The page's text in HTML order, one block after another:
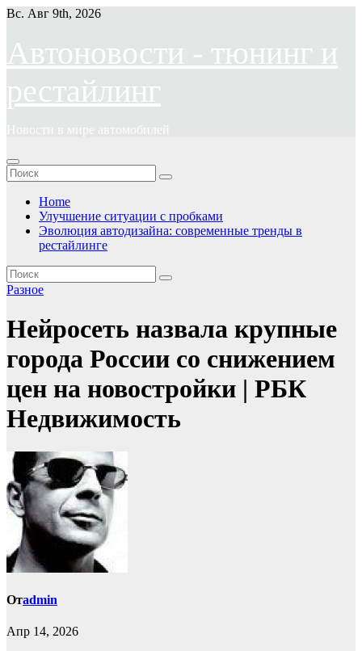
Перейти
содержимому
Вс. Авг 9th, 2026
Автоновости - тюнинг и
рестайлинг
Новости в мире автомобилей
Home
Улучшение ситуации с пробками
Эволюция автодизайна: современные тренды в
рестайлинге
Разное
Нейросеть назвала крупные
города России со снижением
цен на новостройки | РБК
Недвижимость
Отadmin
Апр 14, 2026